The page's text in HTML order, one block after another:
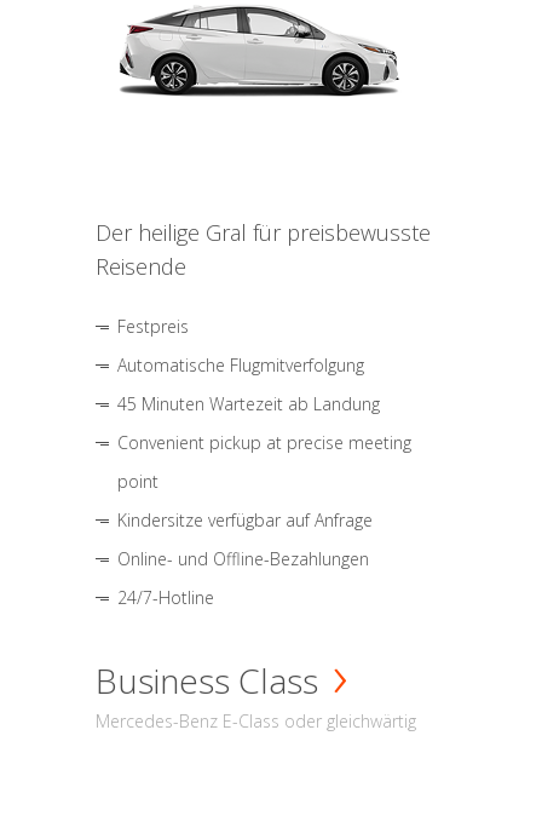
Der heilige Gral für preisbewusste
Reisende
Festpreis
Automatische Flugmitverfolgung
45 Minuten Wartezeit ab Landung
Convenient pickup at precise meeting
point
Kindersitze verfügbar auf Anfrage
Online- und Offline-Bezahlungen
24/7-Hotline
Business Class
Mercedes-Benz E-Class oder gleichwärtig